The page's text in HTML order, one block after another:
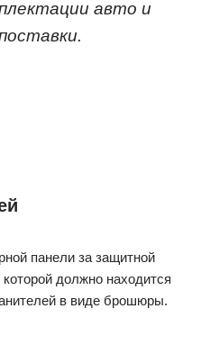
авто и
панели за защитной
должно находится
в виде брошюры.